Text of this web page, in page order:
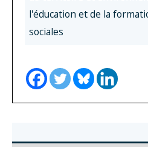
face
au
monde
méthodes
l'éducation et de la
sociales